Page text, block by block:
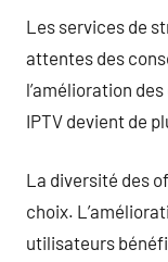
Les services de
attentes des
l’amélioration
IPTV devient de
La diversité des
choix.
utilisateurs